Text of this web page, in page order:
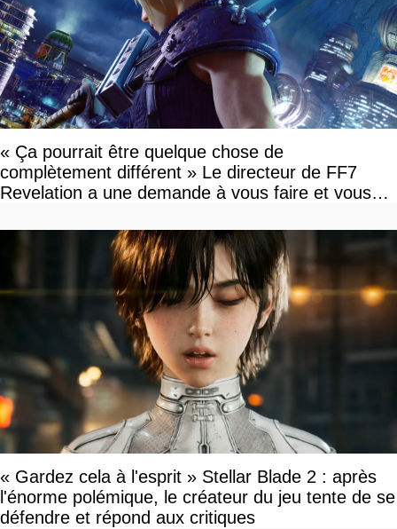
« Ça pourrait être quelque chose de
complètement différent » Le directeur de FF7
Revelation a une demande à vous faire et vous
« Gardez cela à l'esprit » Stellar Blade 2 : après
l'énorme polémique, le créateur du jeu tente de se
défendre et répond aux critiques